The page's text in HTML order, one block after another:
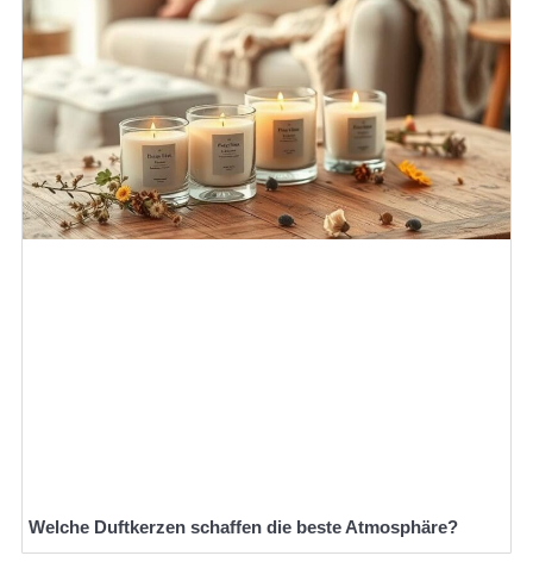
Welche Duftkerzen schaffen die beste Atmosphäre?